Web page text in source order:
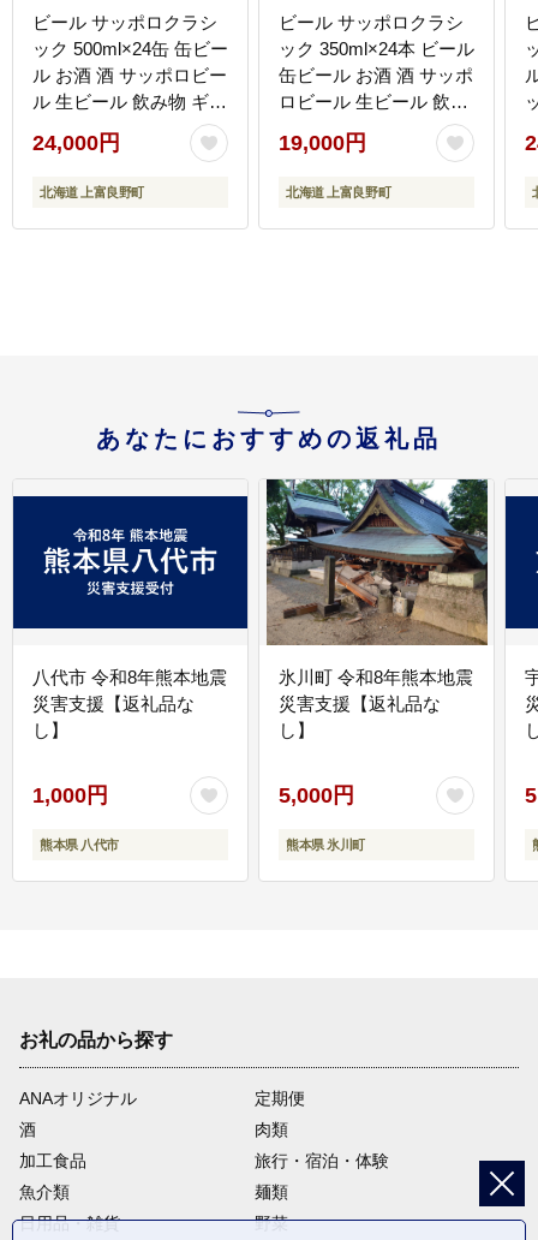
ビール サッポロクラシ
ック 500ml×24缶 缶ビー
ル お酒 酒 サッポロビー
ル 生ビール 飲み物 ギフ
ト プレゼント お土産 贈
答用 家飲み 晩酌 パーテ
ィー 缶ビールセット 上
24,000円
北海道 上富良野町
ビール サッポロクラシ
ック 350ml×24本 ビール
缶ビール お酒 酒 サッポ
ロビール 生ビール 飲み
物 ギフト プレゼント お
土産 贈答用 家飲み 晩酌
パーティー 缶ビールセ
19,000円
北海道 上富良野町
あなたにおすすめの返礼品
八代市 令和8年熊本地震
災害支援【返礼品な
し】
1,000円
熊本県 八代市
氷川町 令和8年熊本地震
災害支援【返礼品な
し】
5,000円
熊本県 氷川町
お礼の品から探す
ANAオリジナル
定期便
酒
肉類
加工食品
旅行・宿泊・体験
魚介類
麺類
日用品・雑貨
野菜